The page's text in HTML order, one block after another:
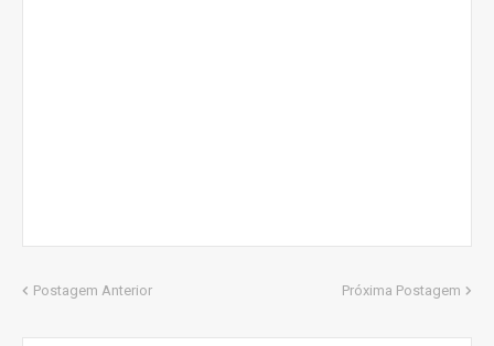
Postagem Anterior Próxima Postagem